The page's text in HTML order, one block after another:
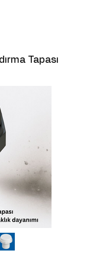
Tapası